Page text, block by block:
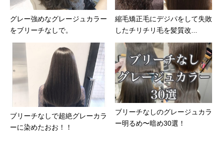
グレー強めなグレージュカラー
をブリーチなしで。
縮毛矯正毛にデジパをして失敗
したチリチリ毛を髪質改...
ブリーチなしで超絶グレーカラ
ーに染めたおお！！
ブリーチなしのグレージュカラ
ー明るめ〜暗め30選！